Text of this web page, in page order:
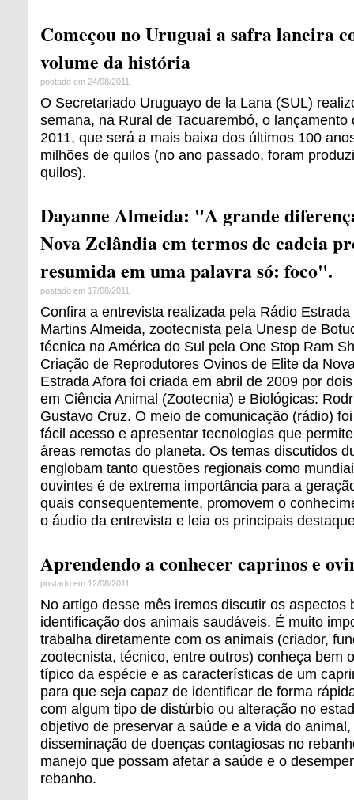
Começou no Uruguai a safra laneira
volume da história
postado em 24/08/2011
O Secretariado Uruguayo de la Lana (SUL)
semana, na Rural de Tacuarembó, o lançamento
2011, que será a mais baixa dos últimos 100
milhões de quilos (no ano passado, foram
quilos).
Dayanne Almeida: "A grande
Nova Zelândia em termos de cadeia
resumida em uma palavra só: foco".
postado em 17/08/2011
Confira a entrevista realizada pela Rádio
Martins Almeida, zootecnista pela Unesp de
técnica na América do Sul pela One Stop Ram
Criação de Reprodutores Ovinos de Elite da
Estrada Afora foi criada em abril de 2009 por
em Ciência Animal (Zootecnia) e Biológicas:
Gustavo Cruz. O meio de comunicação (rádio)
fácil acesso e apresentar tecnologias que
áreas remotas do planeta. Os temas discutidos
englobam tanto questões regionais como
ouvintes é de extrema importância para a
quais consequentemente, promovem o
o áudio da entrevista e leia os principais
Aprendendo a conhecer caprinos e
postado em 12/08/2011
No artigo desse mês iremos discutir os aspectos
identificação dos animais saudáveis. É muito
trabalha diretamente com os animais (criador,
zootecnista, técnico, entre outros) conheça bem
típico da espécie e as características de um
para que seja capaz de identificar de forma
com algum tipo de distúrbio ou alteração no
objetivo de preservar a saúde e a vida do
disseminação de doenças contagiosas no
manejo que possam afetar a saúde e o
rebanho.